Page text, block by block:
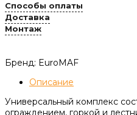
Способы оплаты
Доставка
Монтаж
Бренд: EuroMAF
Описание
Универсальный комплекс
ограждением, горкой и